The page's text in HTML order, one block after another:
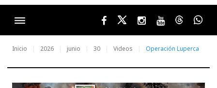
FacebookTwitterInstagram
YoutubeThreads
Inicio 2026 junio 30 Videos Operación Luperca